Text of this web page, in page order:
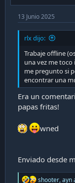
13 Junio 2025
rlx dijo:
Trabaje offline
una vez me toco
me pregunto si
encontrar una
Era un
papas fritas!
wned
Enviado desde
R
shooter,ayn